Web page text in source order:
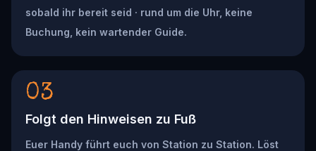
sobald ihr bereit seid · rund um die Uhr, keine
Buchung, kein wartender Guide.
03
Folgt den Hinweisen zu Fuß
Euer Handy führt euch von Station zu Station. Löst